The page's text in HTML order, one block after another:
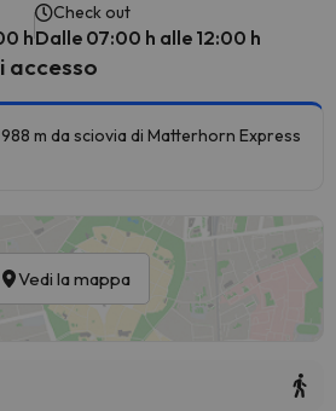
h
Check out
Dalle 07:00 h alle 12:00 h
accesso
m da sciovia di Matterhorn Express
Vedi la mappa